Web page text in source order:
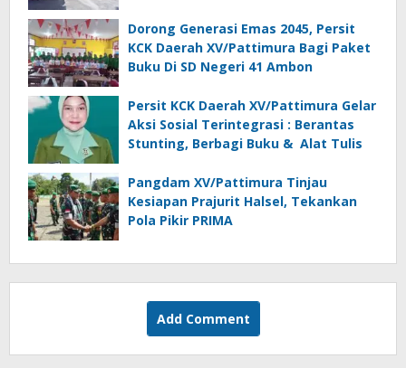
Dorong Generasi Emas 2045, Persit
KCK Daerah XV/Pattimura Bagi Paket
Buku Di SD Negeri 41 Ambon
Persit KCK Daerah XV/Pattimura Gelar
Aksi Sosial Terintegrasi : Berantas
Stunting, Berbagi Buku & Alat Tulis
Pangdam XV/Pattimura Tinjau
Kesiapan Prajurit Halsel, Tekankan
Pola Pikir PRIMA
Add Comment